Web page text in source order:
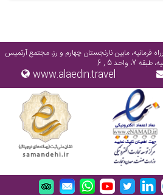
فرمانیه، مابین نارنجستان چهارم و رز، مجتمع آرتمیس
7، واحد 5 , 6
www.alaedin.travel